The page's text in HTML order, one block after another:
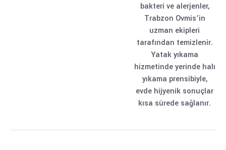
bakteri ve alerjenler,
Trabzon Ovmis’in
uzman ekipleri
tarafından temizlenir.
Yatak yıkama
hizmetinde yerinde halı
yıkama prensibiyle,
evde hijyenik sonuçlar
kısa sürede sağlanır.